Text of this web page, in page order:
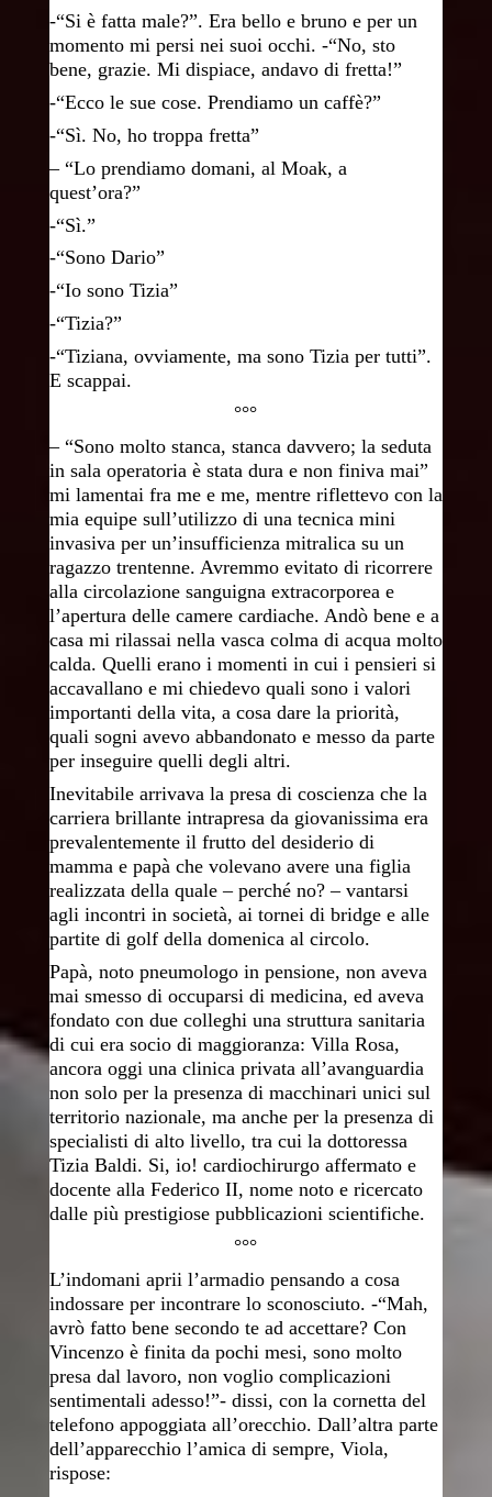
-“Si è fatta male?”. Era bello e bruno e per un
momento mi persi nei suoi occhi. -“No, sto
bene, grazie. Mi dispiace, andavo di fretta!”
-“Ecco le sue cose. Prendiamo un caffè?”
-“Sì. No, ho troppa fretta”
– “Lo prendiamo domani, al Moak, a
quest’ora?”
-“Sì.”
-“Sono Dario”
-“Io sono Tizia”
-“Tizia?”
-“Tiziana, ovviamente, ma sono Tizia per tutti”.
E scappai.
°°°
– “Sono molto stanca, stanca davvero; la seduta
in sala operatoria è stata dura e non finiva mai”
mi lamentai fra me e me, mentre riflettevo con la
mia equipe sull’utilizzo di una tecnica mini
invasiva per un’insufficienza mitralica su un
ragazzo trentenne. Avremmo evitato di ricorrere
alla circolazione sanguigna extracorporea e
l’apertura delle camere cardiache. Andò bene e a
casa mi rilassai nella vasca colma di acqua molto
calda. Quelli erano i momenti in cui i pensieri si
accavallano e mi chiedevo quali sono i valori
importanti della vita, a cosa dare la priorità,
quali sogni avevo abbandonato e messo da parte
per inseguire quelli degli altri.
Inevitabile arrivava la presa di coscienza che la
carriera brillante intrapresa da giovanissima era
prevalentemente il frutto del desiderio di
mamma e papà che volevano avere una figlia
realizzata della quale – perché no? – vantarsi
agli incontri in società, ai tornei di bridge e alle
partite di golf della domenica al circolo.
Papà, noto pneumologo in pensione, non aveva
mai smesso di occuparsi di medicina, ed aveva
fondato con due colleghi una struttura sanitaria
di cui era socio di maggioranza: Villa Rosa,
ancora oggi una clinica privata all’avanguardia
non solo per la presenza di macchinari unici sul
territorio nazionale, ma anche per la presenza di
specialisti di alto livello, tra cui la dottoressa
Tizia Baldi. Si, io! cardiochirurgo affermato e
docente alla Federico II, nome noto e ricercato
dalle più prestigiose pubblicazioni scientifiche.
°°°
L’indomani aprii l’armadio pensando a cosa
indossare per incontrare lo sconosciuto. -“Mah,
avrò fatto bene secondo te ad accettare? Con
Vincenzo è finita da pochi mesi, sono molto
presa dal lavoro, non voglio complicazioni
sentimentali adesso!”- dissi, con la cornetta del
telefono appoggiata all’orecchio. Dall’altra parte
dell’apparecchio l’amica di sempre, Viola,
rispose: